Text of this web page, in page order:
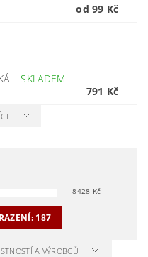
od 99 Kč
–SKLADEM
791 Kč
8428 Kč
187
A VÝROBCŮ